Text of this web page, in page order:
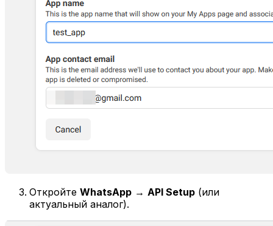
Откройте WhatsApp → API Setup (или
актуальный аналог).